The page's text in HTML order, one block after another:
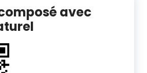
avec